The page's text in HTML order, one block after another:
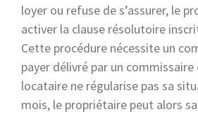
loyer ou refuse de s’assurer, le
activer la clause résolutoire
Cette procédure nécessite un
payer délivré par un commissaire
locataire ne régularise pas sa
mois, le propriétaire peut alors